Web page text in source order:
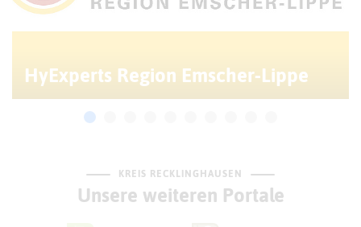
HyExperts Region Emscher-Lippe
KREIS RECKLINGHAUSEN
Unsere weiteren Portale